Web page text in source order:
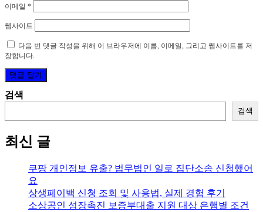
이메일 *
웹사이트
다음 번 댓글 작성을 위해 이 브라우저에 이름, 이메일, 그리고 웹사이트를 저
장합니다.
검색
검색
최신 글
쿠팡 개인정보 유출? 법무법인 일로 집단소송 신청했어
요
상생페이백 신청 조회 및 사용법, 실제 경험 후기
소상공인 성장촉진 보증부대출 지원 대상 은행별 조건